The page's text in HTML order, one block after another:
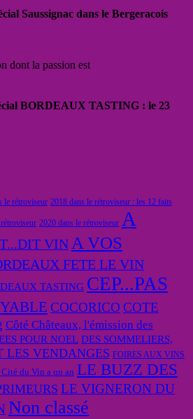
Saussignac dans le Bergeracois
dont la passion est
BORDEAUX TASTING : le 23
le rétroviseur 2018 dans le rétroviseur : les 12 faits
2020 dans le rétroviseur A
VIN A VOS
FETE LE VIN
TASTING CEP...PAS
COCORICO COTE
Côté Châteaux, l'émission des
POUR NOEL DES SOMMELIERS,
LES VENDANGES FOIRES AUX VINS
du Vin a un an LE BUZZ DES
LE VIGNERON DU
Non classé